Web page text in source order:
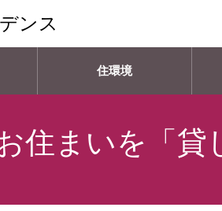
ンス
住環境
住まいを「貸